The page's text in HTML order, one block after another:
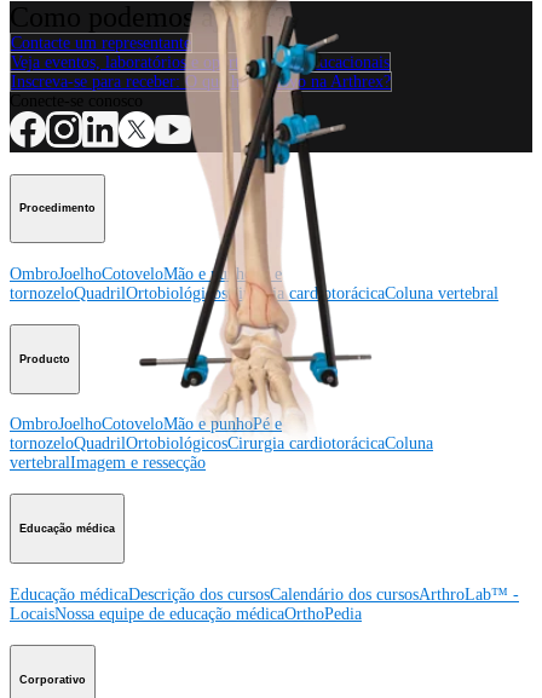
Como podemos ajudar?
Contacte um representante
Veja eventos, laboratórios e oportunidades educacionais
Inscreva-se para receber: O que há de novo na Arthrex?
Procedimento
OmbroJoelhoCotoveloMão e punho
Pé e
tornozeloQuadrilOrtobiológicosCirurgia cardiotorácicaColuna vertebral
Producto
OmbroJoelhoCotoveloMão e punhoPé e
tornozeloQuadrilOrtobiológicosCirurgia cardiotorácicaColuna
vertebralImagem e ressecção
Educação médica
Educação médicaDescrição dos cursosCalendário dos cursosArthroLab™ -
LocaisNossa equipe de educação médicaOrthoPedia
Corporativo